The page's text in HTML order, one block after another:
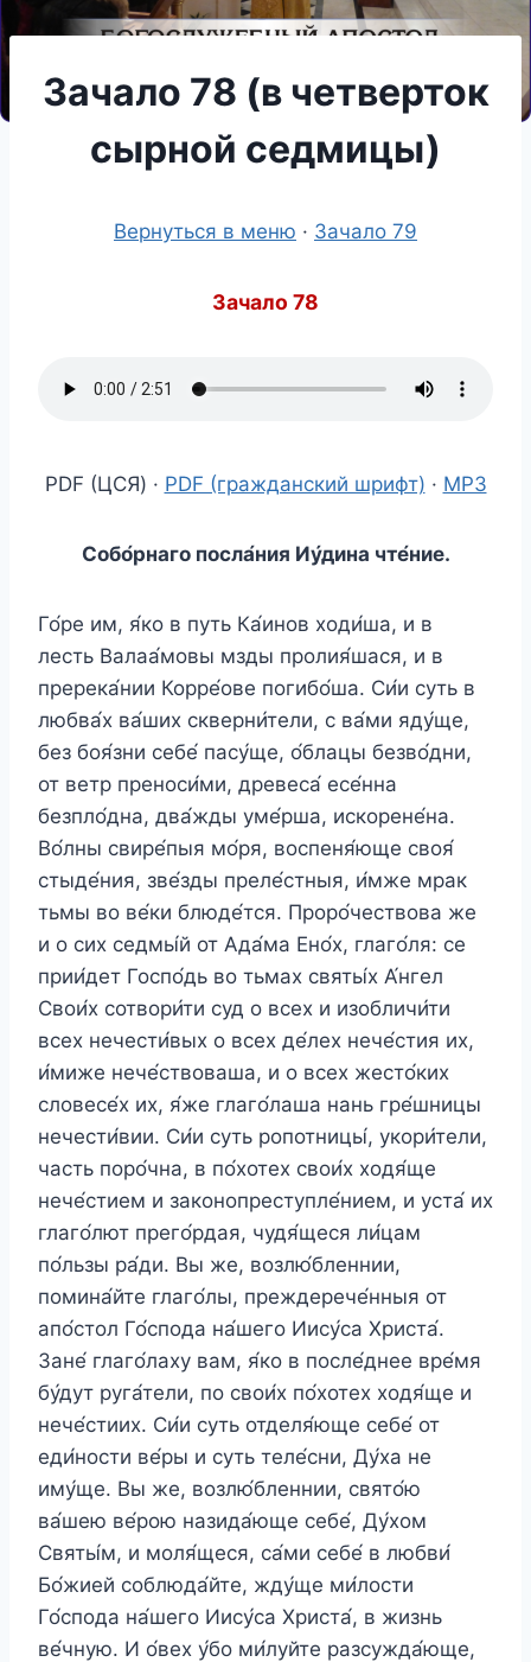
Зачало 78 (в четверток
сырной седмицы)
Вернуться в меню · Зачало 79
Зачало 78
PDF (ЦСЯ) · PDF (гражданский шрифт) · MP3
Собо́рнаго посла́ния Иу́дина чте́ние.
Го́ре им, я́ко в путь Ка́инов ходи́ша, и в
лесть Валаа́мовы мзды пролия́шася, и в
пререка́нии Корре́ове погибо́ша. Си́и суть в
любва́х ва́ших скверни́тели, с ва́ми яду́ще,
без боя́зни себе́ пасу́ще, о́блацы безво́дни,
от ветр преноси́ми, древеса́ есе́нна
безпло́дна, два́жды уме́рша, искорене́на.
Во́лны свире́пыя мо́ря, воспеня́юще своя́
стыде́ния, зве́зды преле́стныя, и́мже мрак
тьмы во ве́ки блюде́тся. Проро́чествова же
и о сих седмы́й от Ада́ма Ено́х, глаго́ля: се
прии́дет Госпо́дь во тьмах святы́х А́нгел
Свои́х сотвори́ти суд о всех и изобличи́ти
всех нечести́вых о всех де́лех нече́стия их,
и́миже нече́ствоваша, и о всех жесто́ких
словесе́х их, я́же глаго́лаша нань гре́шницы
нечести́вии. Си́и суть ропотницы́, укори́тели,
часть поро́чна, в по́хотех свои́х ходя́ще
нече́стием и законопреступле́нием, и уста́ их
глаго́лют прего́рдая, чудя́щеся ли́цам
по́льзы ра́ди. Вы же, возлю́бленнии,
помина́йте глаго́лы, преждерече́нныя от
апо́стол Го́спода на́шего Иису́са Христа́.
Зане́ глаго́лаху вам, я́ко в после́днее вре́мя
бу́дут руга́тели, по свои́х по́хотех ходя́ще и
нече́стиих. Си́и суть отделя́юще себе́ от
еди́ности ве́ры и суть теле́сни, Ду́ха не
иму́ще. Вы же, возлю́бленнии, свято́ю
ва́шею ве́рою назида́юще себе́, Ду́хом
Святы́м, и моля́щеся, са́ми себе́ в любви́
Бо́жией соблюда́йте, жду́ще ми́лости
Го́спода на́шего Иису́са Христа́, в жизнь
ве́чную. И о́вех у́бо ми́луйте разсужда́юще,